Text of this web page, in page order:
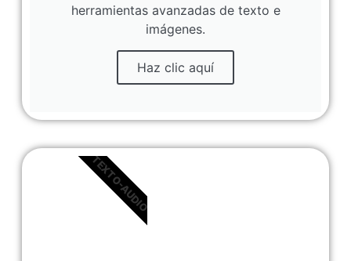
herramientas avanzadas de texto e
imágenes.
Haz clic aquí
TEXTO-AUDIO